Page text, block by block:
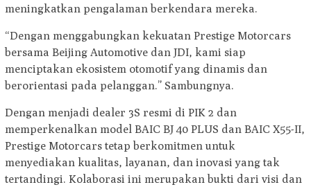
meningkatkan pengalaman berkendara mereka.
“Dengan menggabungkan kekuatan Prestige Motorcars
bersama Beijing Automotive dan JDI, kami siap
menciptakan ekosistem otomotif yang dinamis dan
berorientasi pada pelanggan.” Sambungnya.
Dengan menjadi dealer 3S resmi di PIK 2 dan
memperkenalkan model BAIC BJ 40 PLUS dan BAIC X55-II,
Prestige Motorcars tetap berkomitmen untuk
menyediakan kualitas, layanan, dan inovasi yang tak
tertandingi. Kolaborasi ini merupakan bukti dari visi dan